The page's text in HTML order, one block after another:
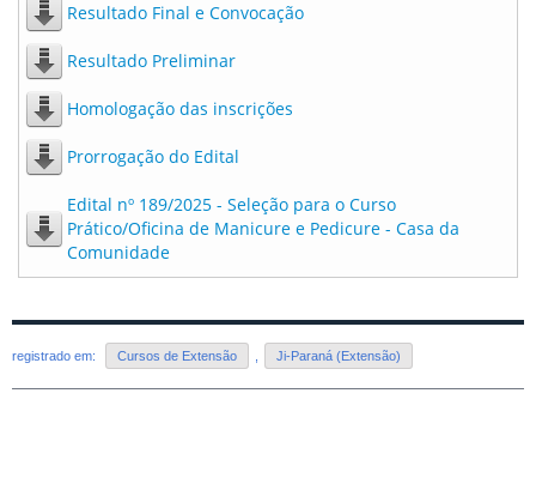
Resultado Final e Convocação
Resultado Preliminar
Homologação das inscrições
Prorrogação do Edital
Edital nº 189/2025 - Seleção para o Curso
Prático/Oficina de Manicure e Pedicure - Casa da
Comunidade
registrado em: Cursos de Extensão , Ji-Paraná (Extensão)